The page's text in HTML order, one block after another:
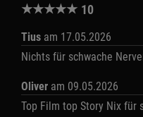
★★★★★ 10
Tius am 17.05.2026
Nichts für schwache
Oliver am 09.05.2026
Top Film top Story Nix für